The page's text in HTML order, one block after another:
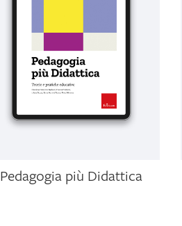
Pedagogia più Didattica